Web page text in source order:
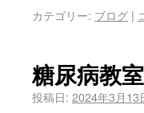
カテゴリー: ブログ |
糖尿病教
投稿日: 2024年3月13